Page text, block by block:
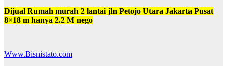
Dijual Rumah murah 2 lantai jln Petojo Utara Jakarta Pusat
8×18 m hanya 2.2 M nego
Www.Bisnistato.com